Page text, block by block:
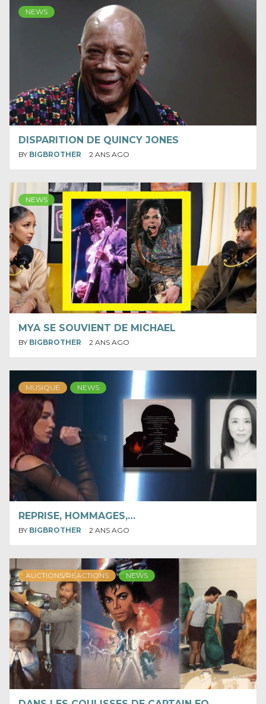
NEWS
DISPARITION DE QUINCY JONES
BY BIGBROTHER 2 ANS AGO
NEWS
MYA SE SOUVIENT DE MICHAEL
BY BIGBROTHER 2 ANS AGO
MUSIQUE NEWS
REPRISE, HOMMAGES,…
BY BIGBROTHER 2 ANS AGO
AUCTIONS/REACTIONS NEWS